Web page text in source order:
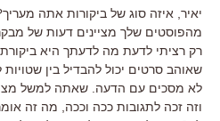
יאיר, איזה סוג של ביקורות אתה
מהפוסטים שלך מציינים דעות של
רק רציתי לדעת מה לדעתך היא
שאוהב סרטים יכול להבדיל בין
לא מסכים עם הדעה. שאתה למשל
וזה זכה לתגובות ככה וככה, מה זה